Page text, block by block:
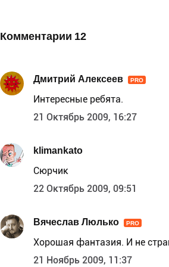
Комментарии 12
Дмитрий Алексеев PRO
Интересные ребята.
21 Октябрь 2009, 16:27
klimankato
Сюрчик
22 Октябрь 2009, 09:51
Вячеслав Люлько PRO
Хорошая фантазия. И не
21 Ноябрь 2009, 11:37